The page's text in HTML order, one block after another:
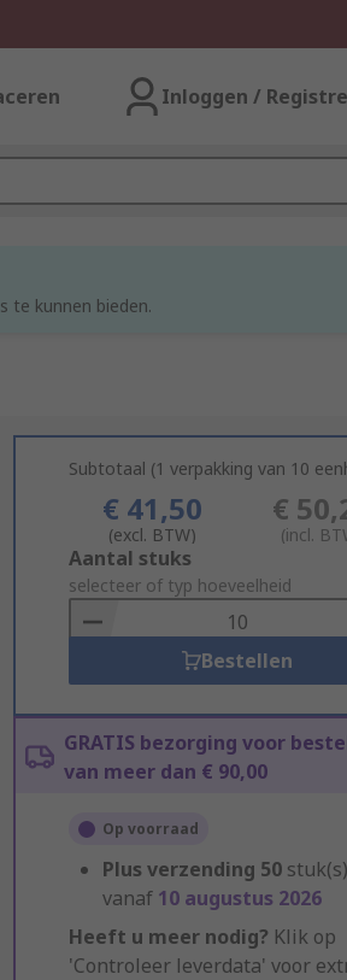
Inloggen /
te kunnen bieden.
Subtotaal (1 verpakking van 10
€ 41,50
(excl. BTW)
€
(incl.
Add
to
Basket
Aantal stuks
selecteer of typ hoeveelheid
Bestellen
GRATIS bezorging voor
van meer dan € 90,00
Op voorraad
Plus verzending 50 stuk(s)
vanaf 10 augustus 2026
Heeft u meer nodig? Klik op
'Controleer leverdata' voor